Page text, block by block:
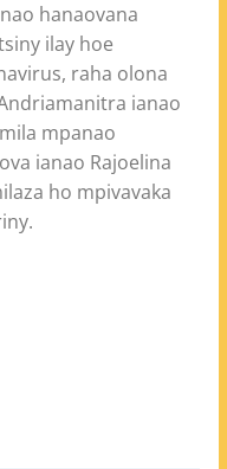
hanaovana
ilay hoe
raha olona
ianao
mpanao
ianao Rajoelina
ho mpivavaka